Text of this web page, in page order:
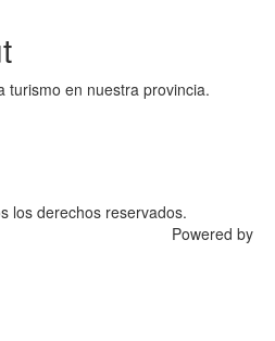
turismo en nuestra provincia.
los derechos reservados.
Powered by